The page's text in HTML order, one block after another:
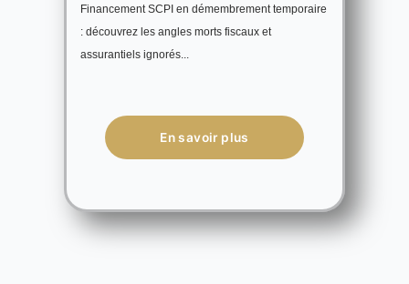
Financement SCPI en démembrement temporaire
: découvrez les angles morts fiscaux et
assurantiels ignorés...
En savoir plus